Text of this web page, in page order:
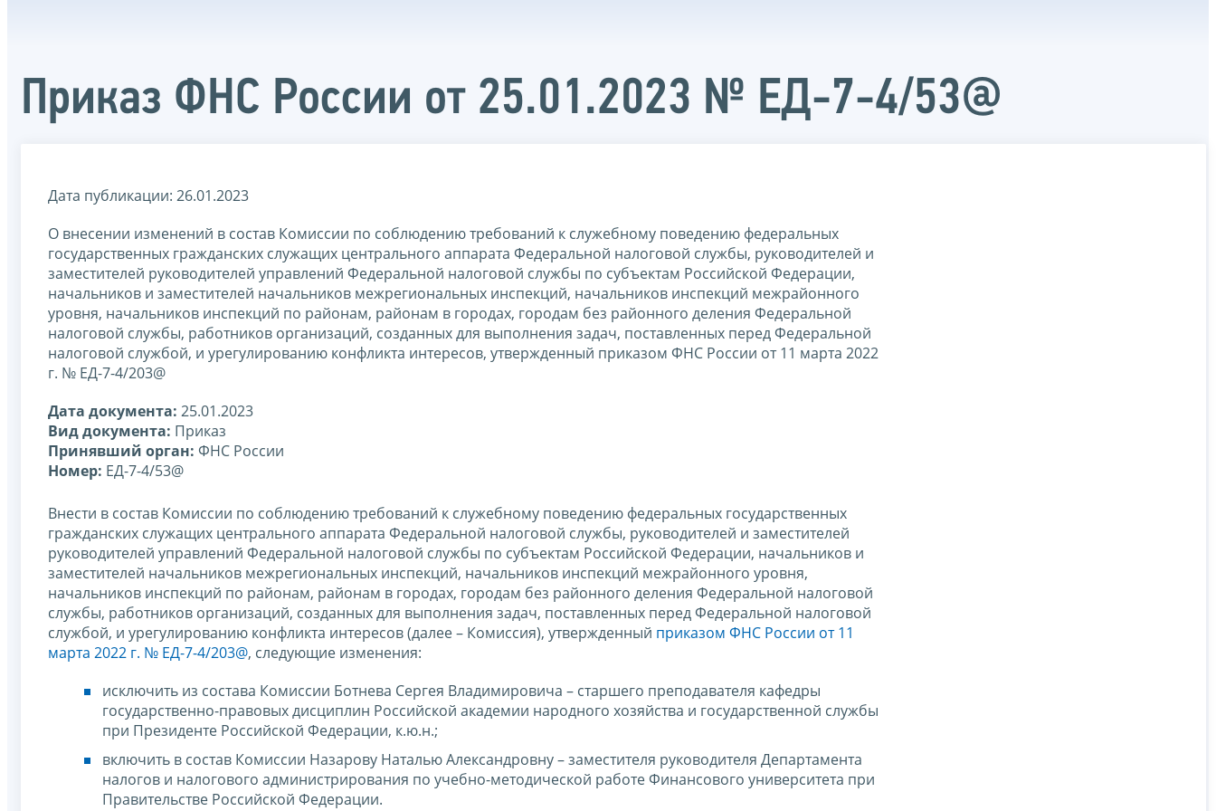
Приказ ФНС России от 25.01.2023 № ЕД-7-4/53@
Дата публикации: 26.01.2023
О внесении изменений в состав Комиссии по соблюдению требований к служебному поведению федеральных
государственных гражданских служащих центрального аппарата Федеральной налоговой службы, руководителей и
заместителей руководителей управлений Федеральной налоговой службы по субъектам Российской Федерации,
начальников и заместителей начальников межрегиональных инспекций, начальников инспекций межрайонного
уровня, начальников инспекций по районам, районам в городах, городам без районного деления Федеральной
налоговой службы, работников организаций, созданных для выполнения задач, поставленных перед Федеральной
налоговой службой, и урегулированию конфликта интересов, утвержденный приказом ФНС России от 11 марта 2022
г. № ЕД-7-4/203@
Дата документа: 25.01.2023
Вид документа: Приказ
Принявший орган: ФНС России
Номер: ЕД-7-4/53@
Внести в состав Комиссии по соблюдению требований к служебному поведению федеральных государственных
гражданских служащих центрального аппарата Федеральной налоговой службы, руководителей и заместителей
руководителей управлений Федеральной налоговой службы по субъектам Российской Федерации, начальников и
заместителей начальников межрегиональных инспекций, начальников инспекций межрайонного уровня,
начальников инспекций по районам, районам в городах, городам без районного деления Федеральной налоговой
службы, работников организаций, созданных для выполнения задач, поставленных перед Федеральной налоговой
службой, и урегулированию конфликта интересов (далее – Комиссия), утвержденный приказом ФНС России от 11
марта 2022 г. № ЕД-7-4/203@, следующие изменения:
исключить из состава Комиссии Ботнева Сергея Владимировича – старшего преподавателя кафедры
государственно-правовых дисциплин Российской академии народного хозяйства и государственной службы
при Президенте Российской Федерации, к.ю.н.;
включить в состав Комиссии Назарову Наталью Александровну – заместителя руководителя Департамента
налогов и налогового администрирования по учебно-методической работе Финансового университета при
Правительстве Российской Федерации.